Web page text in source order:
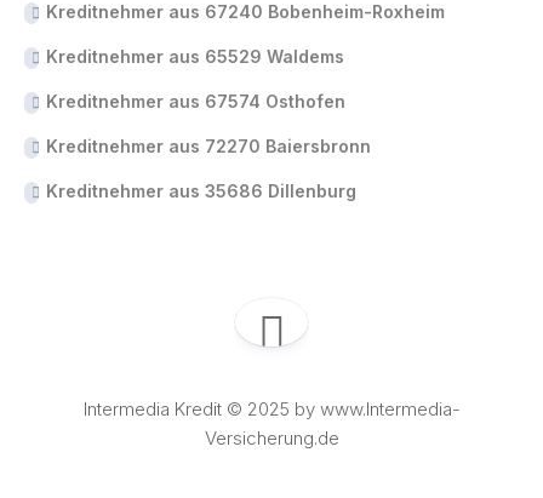
Kreditnehmer aus 67240 Bobenheim-Roxheim
Kreditnehmer aus 65529 Waldems
Kreditnehmer aus 67574 Osthofen
Kreditnehmer aus 72270 Baiersbronn
Kreditnehmer aus 35686 Dillenburg
Intermedia Kredit © 2025 by www.Intermedia-
Versicherung.de